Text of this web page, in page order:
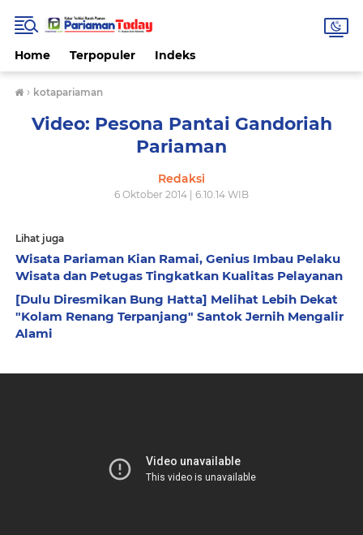
Home Terpopuler Indeks
› kotapariaman
Video: Pesona Pantai Gandoriah
Pariaman
Redaksi
6 Oktober 2014 | 6.10.14 WIB
Lihat juga
Wisata Pariaman Kian Ramai, Genius Imbau Pelaku
Wisata dan Petugas Tingkatkan Kualitas Pelayanan
[Dulu Diresmikan Bung Hatta] Melihat Lebih Dekat
"Kolam Renang Terpanjang" Santok Jernih Mengalir
Alami